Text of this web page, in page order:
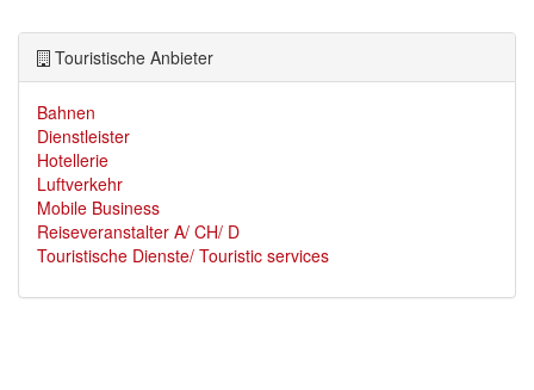
Touristische Anbieter
Bahnen
Dienstleister
Hotellerie
Luftverkehr
Mobile Business
Reiseveranstalter A/ CH/ D
Touristische Dienste/ Touristic services